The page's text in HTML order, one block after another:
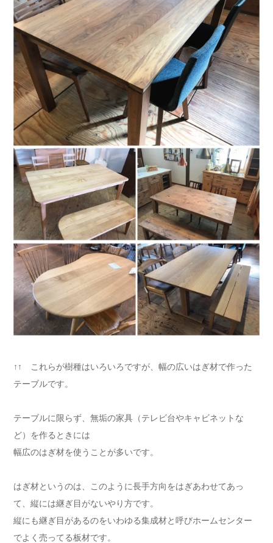
↑↑ これらが樹種はいろいろですが、幅の広いはぎ材で作った
テーブルです。
テーブルに限らず、無垢の家具（テレビ台やキャビネットな
ど）を作るときには
幅広のはぎ材を使うことが多いです。
はぎ材というのは、このように長手方向をはぎあわせてあっ
て、縦には継ぎ目がないやり方です。
縦にも継ぎ目があるのをいわゆる集成材と呼びホームセンター
でよく売ってる板材です。